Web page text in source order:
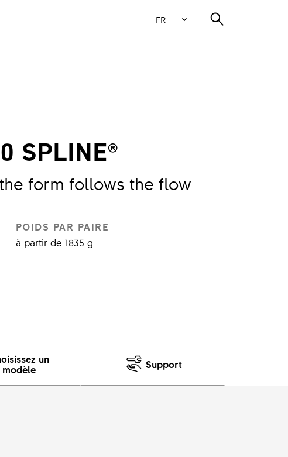
FR
SPLINE®
form follows the flow
POIDS PAR PAIRE
à partir de 1835 g
un
modèle
Support